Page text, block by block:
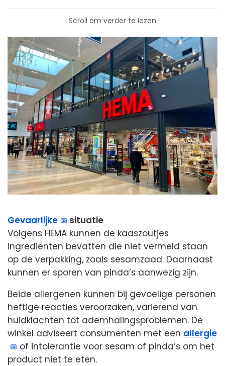
Scroll om verder te lezen
Gevaarlijke
situatie
Volgens HEMA kunnen de kaaszoutjes
ingrediënten bevatten die niet vermeld staan
op de verpakking, zoals sesamzaad. Daarnaast
kunnen er sporen van pinda’s aanwezig zijn.
Beide allergenen kunnen bij gevoelige personen
heftige reacties veroorzaken, variërend van
huidklachten tot ademhalingsproblemen. De
winkel adviseert consumenten met een allergie
of intolerantie voor sesam of pinda’s om het
product niet te eten.